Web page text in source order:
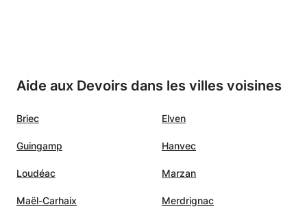
Aide aux Devoirs dans les villes voisines
Briec Elven
Guingamp Hanvec
Loudéac Marzan
Maël-Carhaix Merdrignac